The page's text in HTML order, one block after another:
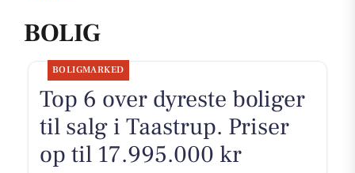
BOLIG
BOLIGMARKED
Top 6 over dyreste boliger
til salg i Taastrup. Priser
op til 17.995.000 kr